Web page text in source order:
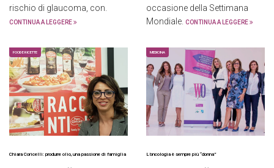
rischio di glaucoma, con.
CONTINUA A LEGGERE
occasione della Settimana
Mondiale. CONTINUA A LEGGERE
FOOD E RICETTE
Chiara Coricelli: produrre olio, una passione di famiglia
MEDICINA
L’oncologia è sempre più “donna”